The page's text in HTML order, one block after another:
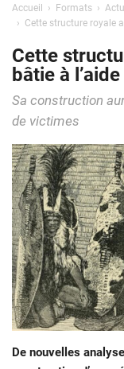
Accueil Formats
Cette structure royale
Cette
bâtie à
Sa construction
de victimes
De nouvelles